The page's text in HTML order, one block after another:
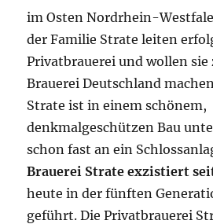
im Osten Nordrhein-
der Familie Strate leiten
Privatbrauerei und wollen
Brauerei Deutschland
Strate ist in einem schönem,
denkmalgeschützen Bau
schon fast an ein
Brauerei Strate exzistiert
heute in der fünften
geführt. Die Privatbrauerei